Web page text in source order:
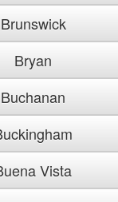
Brunswick
Bryan
Buchanan
Vista